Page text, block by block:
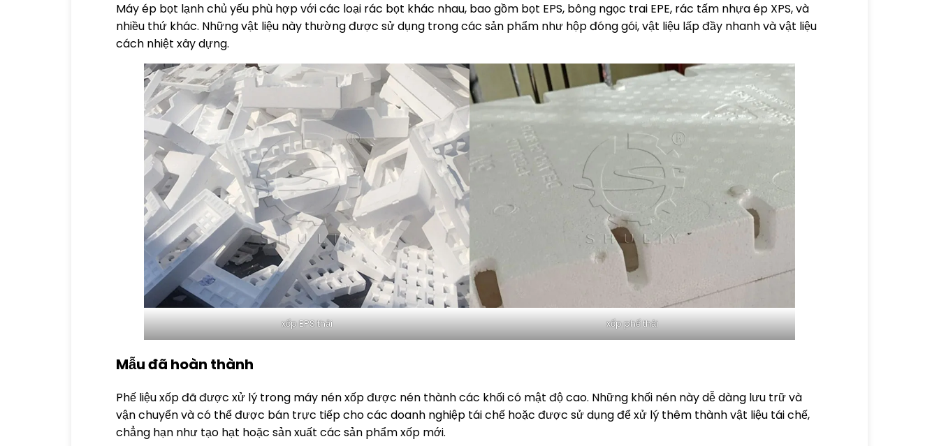
Máy ép bọt lạnh chủ yếu phù hợp với các loại rác bọt khác nhau, bao gồm bọt EPS, bông ngọc trai EPE, rác tấm nhựa ép XPS, và
nhiều thứ khác. Những vật liệu này thường được sử dụng trong các sản phẩm như hộp đóng gói, vật liệu lấp đầy nhanh và vật liệu
cách nhiệt xây dựng.
xốp EPS thải xốp phế thải
Mẫu đã hoàn thành
Phế liệu xốp đã được xử lý trong máy nén xốp được nén thành các khối có mật độ cao. Những khối nén này dễ dàng lưu trữ và
vận chuyển và có thể được bán trực tiếp cho các doanh nghiệp tái chế hoặc được sử dụng để xử lý thêm thành vật liệu tái chế,
chẳng hạn như tạo hạt hoặc sản xuất các sản phẩm xốp mới.